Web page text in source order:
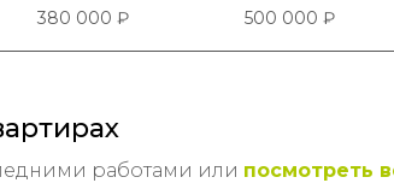
380 000 ₽ 500 000 ₽
работами или посмотреть